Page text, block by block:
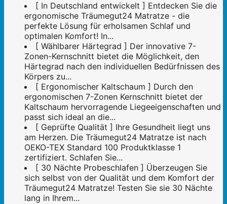
[ In Deutschland entwickelt ] Entdecken Sie die
ergonomische Träumegut24 Matratze - die
perfekte Lösung für erholsamen Schlaf und
optimalen Komfort! In...
[ Wählbarer Härtegrad ] Der innovative 7-
Zonen-Kernschnitt bietet die Möglichkeit, den
Härtegrad nach den individuellen Bedürfnissen des
Körpers zu...
[ Ergonomischer Kaltschaum ] Durch den
ergonomischen 7-Zonen Kernschnitt bietet der
Kaltschaum hervorragende Liegeeigenschaften und
passt sich ideal an die...
[ Geprüfte Qualität ] Ihre Gesundheit liegt uns
am Herzen. Die Träumegut24 Matratze ist nach
OEKO-TEX Standard 100 Produktklasse 1
zertifiziert. Schlafen Sie...
[ 30 Nächte Probeschlafen ] Überzeugen Sie
sich selbst von der Qualität und dem Komfort der
Träumegut24 Matratze! Testen Sie sie 30 Nächte
lang in Ihrem...